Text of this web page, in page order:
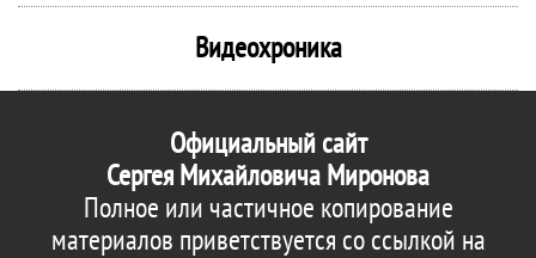
Видеохроника
Официальный сайт
Сергея Михайловича Миронова
Полное или частичное копирование
материалов приветствуется со ссылкой на